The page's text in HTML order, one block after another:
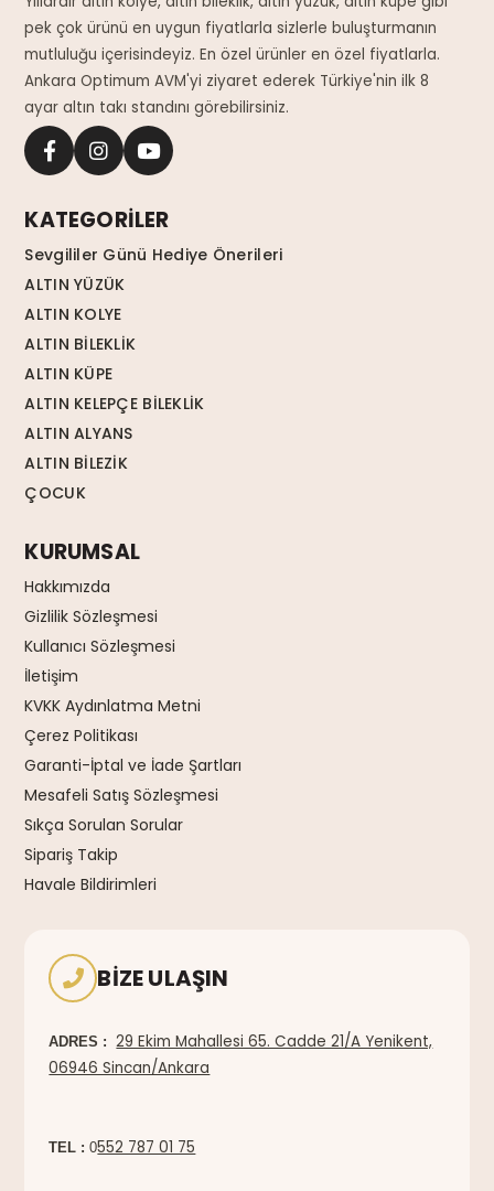
pek çok ürünü en uygun fiyatlarla sizlerle buluşturmanın
mutluluğu içerisindeyiz. En özel ürünler en özel fiyatlarla.
Ankara Optimum AVM'yi ziyaret ederek Türkiye'nin ilk 8
ayar altın takı standını görebilirsiniz.
KATEGORİLER
Sevgililer Günü Hediye Önerileri
ALTIN YÜZÜK
ALTIN KOLYE
ALTIN BİLEKLİK
ALTIN KÜPE
ALTIN KELEPÇE BİLEKLİK
ALTIN ALYANS
ALTIN BİLEZİK
ÇOCUK
KURUMSAL
Hakkımızda
Gizlilik Sözleşmesi
Kullanıcı Sözleşmesi
İletişim
KVKK Aydınlatma Metni
Çerez Politikası
Garanti-İptal ve İade Şartları
Mesafeli Satış Sözleşmesi
Sıkça Sorulan Sorular
Sipariş Takip
Havale Bildirimleri
BIZE ULAŞIN
ADRES :
29 Ekim Mahallesi 65. Cadde 21/A Yenikent,
06946 Sincan/Ankara
TEL : 0552 787 01 75